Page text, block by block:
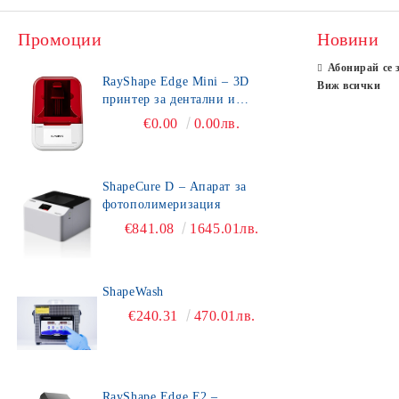
Промоции
RayShape Edge Mini – 3D
принтер за дентални и
зъботехнически приложения
€0.00 0.00лв.
ShapeCure D – Апарат за
фотополимеризация
€841.08 1645.01лв.
ShapeWash
€240.31 470.01лв.
Новини
Абонирай се
Виж всички